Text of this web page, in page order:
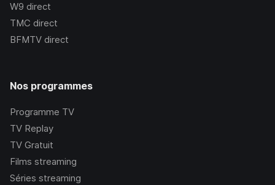
W9 direct
TMC direct
BFMTV direct
Nos programmes
Programme TV
TV Replay
TV Gratuit
Films streaming
Séries streaming